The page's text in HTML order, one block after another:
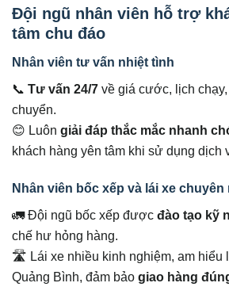
Đội ngũ nhân viên hỗ trợ
tâm chu đáo
Nhân viên tư vấn nhiệt tình
📞 Tư vấn 24/7 về giá cước, lịch
chuyển.
😊 Luôn giải đáp thắc mắc nhanh
khách hàng yên tâm khi sử dụng dịch
Nhân viên bốc xếp và lái xe chuyên
🚛 Đội ngũ bốc xếp được đào tạo kỹ
chế hư hỏng hàng.
🛣 Lái xe nhiều kinh nghiệm, am hiểu
Quảng Bình, đảm bảo giao hàng